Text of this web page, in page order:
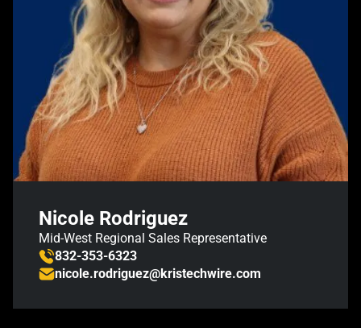
Nicole Rodriguez
Mid-West Regional Sales Representative
832-353-6323
nicole.rodriguez@kristechwire.com